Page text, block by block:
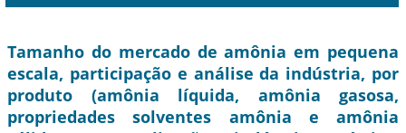
Tamanho do mercado de amônia em pequena
escala, participação e análise da indústria, por
produto (amônia líquida, amônia gasosa,
propriedades solventes amônia e amônia